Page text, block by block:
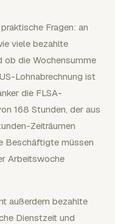
Fragen: an
viele bezahlte
ob die Wochensumme
Lohnabrechnung ist
die FLSA-
168 Stunden, der aus
Zeiträumen
Beschäftigte müssen
Arbeitswoche
außerdem bezahlte
Dienstzeit und